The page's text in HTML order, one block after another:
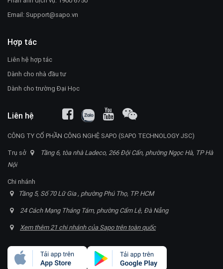
Email:Support@sapo.vn
Hợp tác
Liên hệ hợp tác
Dành cho nhà đầu tư
Dành cho trường Đại Học
Liên hệ
CÔNG TY CỔ PHẦN CÔNG NGHỆ SAPO (SAPO TECHNOLOGY JSC)
Trụ sở
Tầng 6, tòa nhà Ladeco, 266 Đội Cấn, phường Ngọc Hà, TP Hà
Nội
Chi nhánh
Tầng 5, Số 70 Lữ Gia , phường Phú Thọ, TP. HCM
24 Cách Mạng Tháng Tám, phường Cẩm Lệ, Đà Nẵng
Xem thêm 21 chi nhánh của Sapo trên toàn quốc